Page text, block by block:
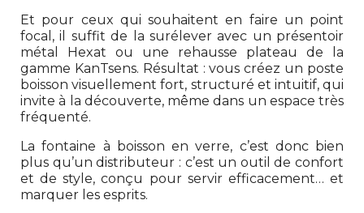
Et pour ceux qui souhaitent en faire un point
focal, il suffit de la surélever avec un présentoir
métal Hexat ou une rehausse plateau de la
gamme KanTsens. Résultat : vous créez un poste
boisson visuellement fort, structuré et intuitif, qui
invite à la découverte, même dans un espace très
fréquenté.
La fontaine à boisson en verre, c’est donc bien
plus qu’un distributeur : c’est un outil de confort
et de style, conçu pour servir efficacement… et
marquer les esprits.